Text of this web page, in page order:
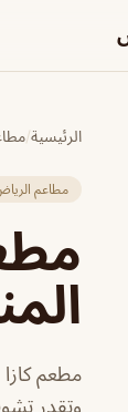
الرئيسية/
مطاعم
مطعم
وتقدر